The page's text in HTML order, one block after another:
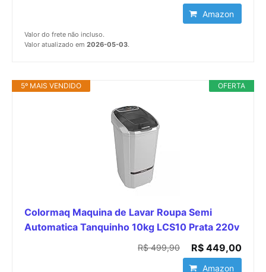
Amazon
Valor do frete não incluso.
Valor atualizado em 2026-05-03.
OFERTA
5º MAIS VENDIDO
Colormaq Maquina de Lavar Roupa Semi
Automatica Tanquinho 10kg LCS10 Prata 220v
R$ 499,90 R$ 449,00
Amazon